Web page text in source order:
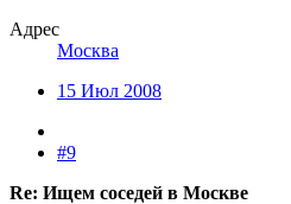
Адрес
Москва
15 Июл 2008
#9
Re: Ищем соседей в Москве